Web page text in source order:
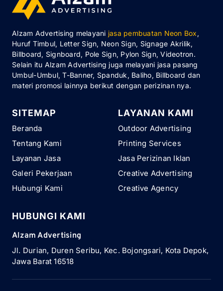
Alzam Advertising melayani jasa pembuatan Neon Box,
Huruf Timbul, Letter Sign, Neon Sign, Signage Akrilik,
Billboard, Signboard, Pole Sign, Pylon Sign, Videotron.
Selain itu Alzam Advertising juga melayani jasa pasang
Umbul-Umbul, T-Banner, Spanduk, Baliho, Billboard dan
materi promosi lainnya berikut dengan perizinan nya.
SITEMAP
Beranda
Tentang Kami
Layanan Jasa
Galeri Pekerjaan
Hubungi Kami
LAYANAN KAMI
Outdoor Advertising
Printing Services
Jasa Perizinan Iklan
Creative Advertising
Creative Agency
HUBUNGI KAMI
Alzam Advertising
Jl. Durian, Duren Seribu, Kec. Bojongsari, Kota Depok,
Jawa Barat 16518